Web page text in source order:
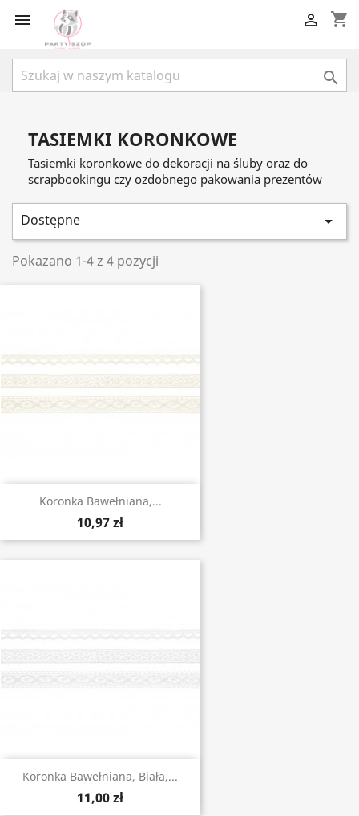
 shopping_cart


TASIEMKI KORONKOWE
Tasiemki koronkowe do dekoracji na śluby oraz do
scrapbookingu czy ozdobnego pakowania prezentów
Dostępne 
Pokazano 1-4 z 4 pozycji
Koronka Bawełniana,...
10,97 zł
Koronka Bawełniana, Biała,...
11,00 zł